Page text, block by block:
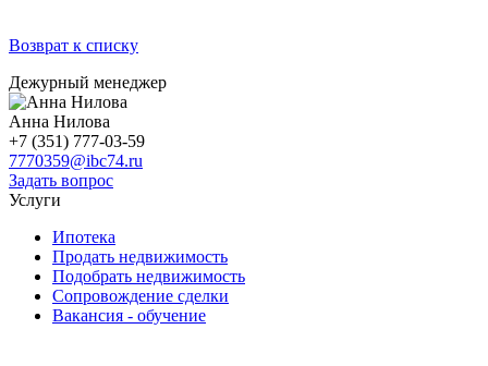
Возврат к списку
Дежурный менеджер
Анна Нилова
+7 (351) 777-03-59
7770359@ibc74.ru
Задать вопрос
Услуги
Ипотека
Продать недвижимость
Подобрать недвижимость
Сопровождение сделки
Вакансия - обучение